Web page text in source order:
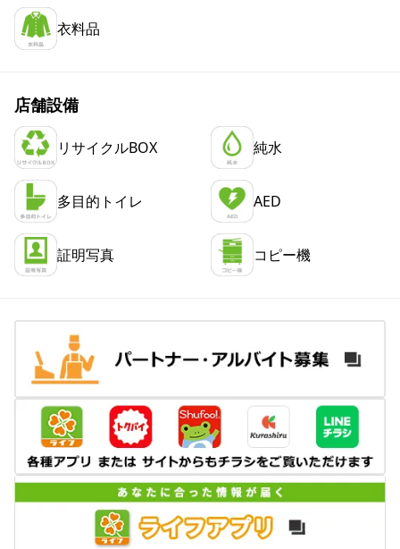
衣料品
店舗設備
リサイクルBOX 純水
多目的トイレ AED
証明写真 コピー機